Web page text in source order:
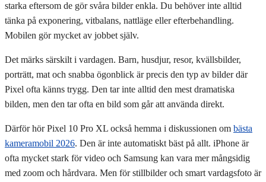
starka eftersom de gör svåra bilder enkla. Du behöver inte alltid
tänka på exponering, vitbalans, nattläge eller efterbehandling.
Mobilen gör mycket av jobbet själv.
Det märks särskilt i vardagen. Barn, husdjur, resor, kvällsbilder,
porträtt, mat och snabba ögonblick är precis den typ av bilder där
Pixel ofta känns trygg. Den tar inte alltid den mest dramatiska
bilden, men den tar ofta en bild som går att använda direkt.
Därför hör Pixel 10 Pro XL också hemma i diskussionen om bästa
kameramobil 2026. Den är inte automatiskt bäst på allt. iPhone är
ofta mycket stark för video och Samsung kan vara mer mångsidig
med zoom och hårdvara. Men för stillbilder och smart vardagsfoto är